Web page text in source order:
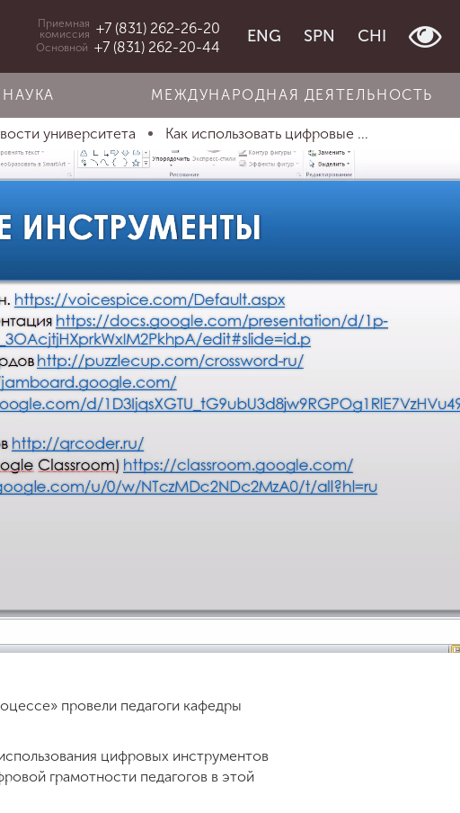
Приемная
комиссия +7 (831) 262-26-20
Основной +7 (831) 262-20-44
ENG SPN CHI
НАУКА МЕЖДУНАРОДНАЯ ДЕЯТЕЛЬНОСТЬ
университета Как использовать цифровые ...
провели педагоги кафедры
цифровых инструментов
грамотности педагогов в этой